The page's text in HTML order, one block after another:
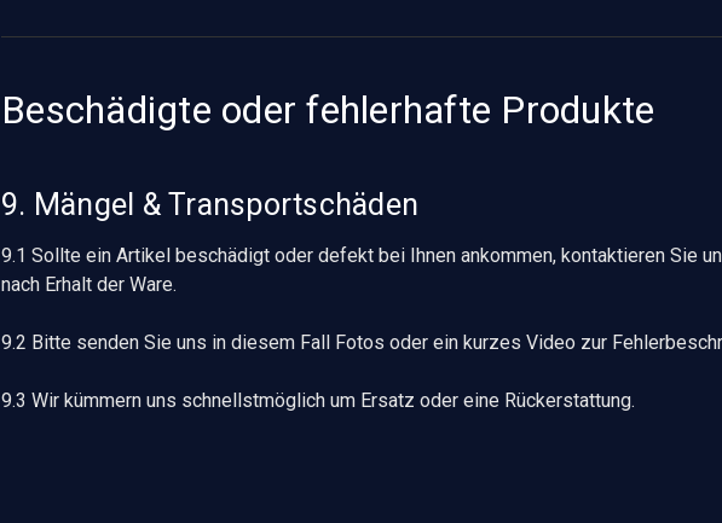
Beschädigte oder fehlerhafte Produkte
9. Mängel & Transportschäden
9.1 Sollte ein Artikel beschädigt oder defekt bei Ihnen ankommen, kontaktieren Sie
nach Erhalt der Ware.
9.2 Bitte senden Sie uns in diesem Fall Fotos oder ein kurzes Video zur
9.3 Wir kümmern uns schnellstmöglich um Ersatz oder eine Rückerstattung.